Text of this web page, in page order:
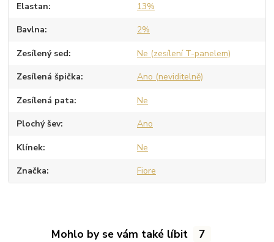
Elastan 13%
Bavlna 2%
Zesílený sed Ne (zesílení T-panelem)
Zesílená špička Ano (neviditelně)
Zesílená pata Ne
Plochý šev Ano
Klínek Ne
Značka Fiore
Mohlo by se vám také líbit 7